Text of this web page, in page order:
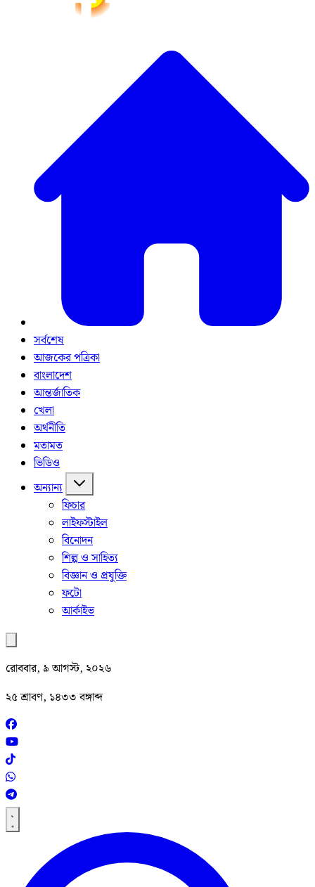
সর্বশেষ
আজকের পত্রিকা
বাংলাদেশ
আন্তর্জাতিক
খেলা
অর্থনীতি
মতামত
ভিডিও
অন্যান্য
ফিচার
লাইফস্টাইল
বিনোদন
শিল্প ও সাহিত্য
বিজ্ঞান ও প্রযুক্তি
ফটো
আর্কাইভ
রোববার, ৯ আগস্ট, ২০২৬
২৫ শ্রাবণ, ১৪৩৩ বঙ্গাব্দ